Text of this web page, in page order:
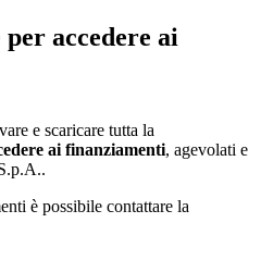
accedere ai
e scaricare tutta la
ai finanziamenti, agevolati e
è possibile contattare la